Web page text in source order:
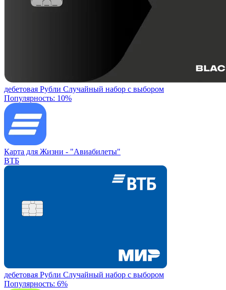
дебетовая Рубли Случайный набор с выбором
Популярность: 10%
Карта для Жизни - "Авиабилеты"
ВТБ
дебетовая Рубли Случайный набор с выбором
Популярность: 6%